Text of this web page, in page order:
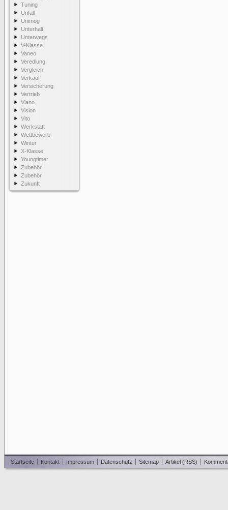
Tuning
Unfall
Unimog
Unterhalt
Unterwegs
V-Klasse
Vaneo
Veredlung
Vergleich
Verkauf
Versicherung
Vertrieb
Viano
Vision
Vito
Werkstatt
Wettbewerb
Winter
X-Klasse
Youngtimer
Zubehör
Zubehör
Zukunft
Startseite Kontakt Impressum Datenschutz Sitemap Artikel (RSS)